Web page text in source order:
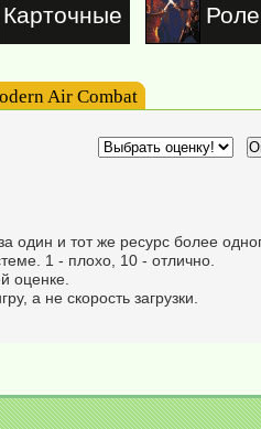
Карточные
Air Combat
один и тот же ресурс более
1 - плохо, 10 - отлично.
оценке.
а не скорость загрузки.